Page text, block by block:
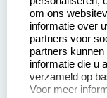
Betaling &
Verzending
Wederverkoper
worden
om ons
informatie over
partners voor
partners
informatie die u
verzameld op
Voor meer